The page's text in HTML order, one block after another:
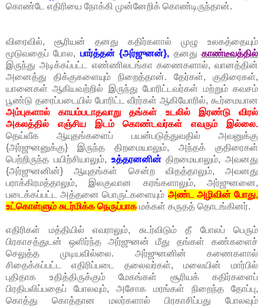
கொண்டே எதிரியை நோக்கி முன்னேறிக் கொண்டிருந்தான்.
விரைவில், சூரியன் தனது கதிர்களால் முழு உலகத்தையும்
மூடுவதைப் போல, பார்த்தன் {அர்ஜுனன்}, தனதுகாண்டீவத்தில்
இருந்து அடிக்கப்பட்ட எண்ணிலடங்கா கணைகளால், வானத்தின்
அனைத்து திக்குகளையும் நிறைத்தான். தேர்கள், குதிரைகள்,
யானைகள் ஆகியவற்றில் இருந்து போரிட்டவர்கள் மற்றும் கவசம்
பூண்டு தரைப்படையில் போரிட்ட வீரர்கள் ஆகியோரில், கூர்மையான
அம்புகளால் காயம்படாதவாறு தங்கள் உடலில் இரண்டு விரல்
அகலத்தில் எஞ்சிய இடம் கொண்டவர்கள் எவரும் இல்லை.
தெய்வீக ஆயுதங்களைப் பயன்படுத்துவதில் அவனுக்கு
{அர்ஜுனனுக்கு} இருந்த திறமையாலும், அந்தக் குதிரைகள்
பெற்றிருந்த பயிற்சியாலும், உத்தரனனின்திறமையாலும், அவனது
{அர்ஜுனனின்} ஆயுதங்கள் சென்ற விதத்தாலும், அவனது
பராக்கிரமத்தாலும், இலகுவான கரங்களாலும், அர்ஜுனனை,
படைக்கப்பட்ட அத்தனை பொருட்களையும் அண்ட அழிவின் போது,
உட்கொள்ளும் சுடர்மிக்க நெருப்பாக மக்கள் கருதத் தொடங்கினர்.
எதிரிகள் மத்தியில் எவராலும், சுடர்விடும் தீ போலப் பெரும்
பிரகாசத்துடன் ஒளிர்ந்த அர்ஜுனன் மீது தங்கள் கண்களைச்
செலுத்த முடியவில்லை. அர்ஜுனனின் கணைகளால்
சிதைக்கப்பட்ட எதிரிப்படை தலைவர்கள், மலையின் மார்பில்
புதிதாக உதித்திருக்கும் மேகங்கள் சூரியக் கதிர்களைப்
பிரதிபலிப்பதைப் போலவும், அசோக மரங்கள் நிறைந்த தோப்பு,
கொத்து கொத்தான மலர்களால் பிரகாசிப்பது போலவும்